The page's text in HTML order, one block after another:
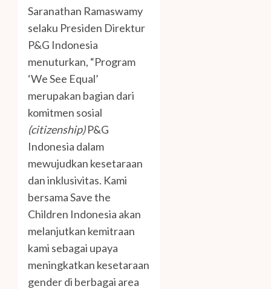
Saranathan Ramaswamy
selaku Presiden Direktur
P&G Indonesia
menuturkan, “Program
‘We See Equal’
merupakan bagian dari
komitmen sosial
(citizenship)P&G
Indonesia dalam
mewujudkan kesetaraan
dan inklusivitas. Kami
bersama Save the
Children Indonesia akan
melanjutkan kemitraan
kami sebagai upaya
meningkatkan kesetaraan
gender di berbagai area